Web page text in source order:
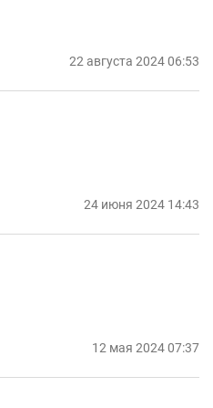
22 августа 2024 06:53
24 июня 2024 14:43
12 мая 2024 07:37